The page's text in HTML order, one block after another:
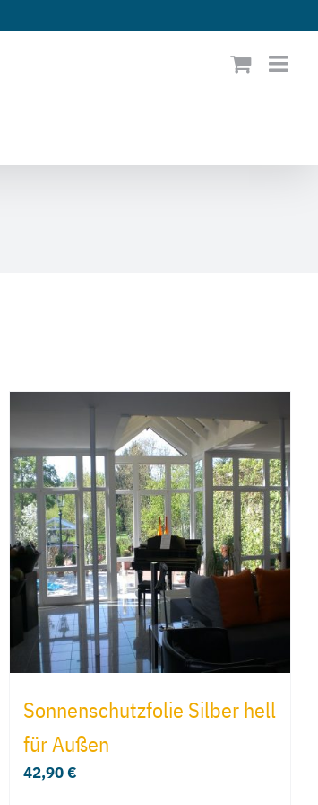
Sonnenschutzfolie Silber hell
für Außen
42,90€